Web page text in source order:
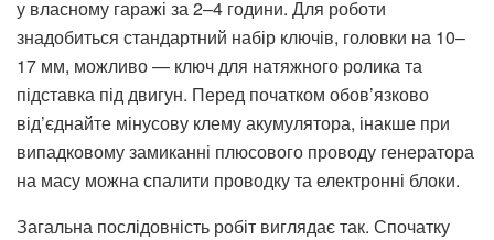
у власному гаражі за 2–4 години. Для роботи
знадобиться стандартний набір ключів, головки на 10–
17 мм, можливо — ключ для натяжного ролика та
підставка під двигун. Перед початком обов’язково
від’єднайте мінусову клему акумулятора, інакше при
випадковому замиканні плюсового проводу генератора
на масу можна спалити проводку та електронні блоки.
Загальна послідовність робіт виглядає так. Спочатку